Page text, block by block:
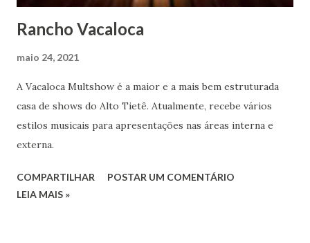
Rancho Vacaloca
maio 24, 2021
A Vacaloca Multshow é a maior e a mais bem estruturada
casa de shows do Alto Tietê. Atualmente, recebe vários
estilos musicais para apresentações nas áreas interna e
externa.
COMPARTILHAR
POSTAR UM COMENTÁRIO
LEIA MAIS »